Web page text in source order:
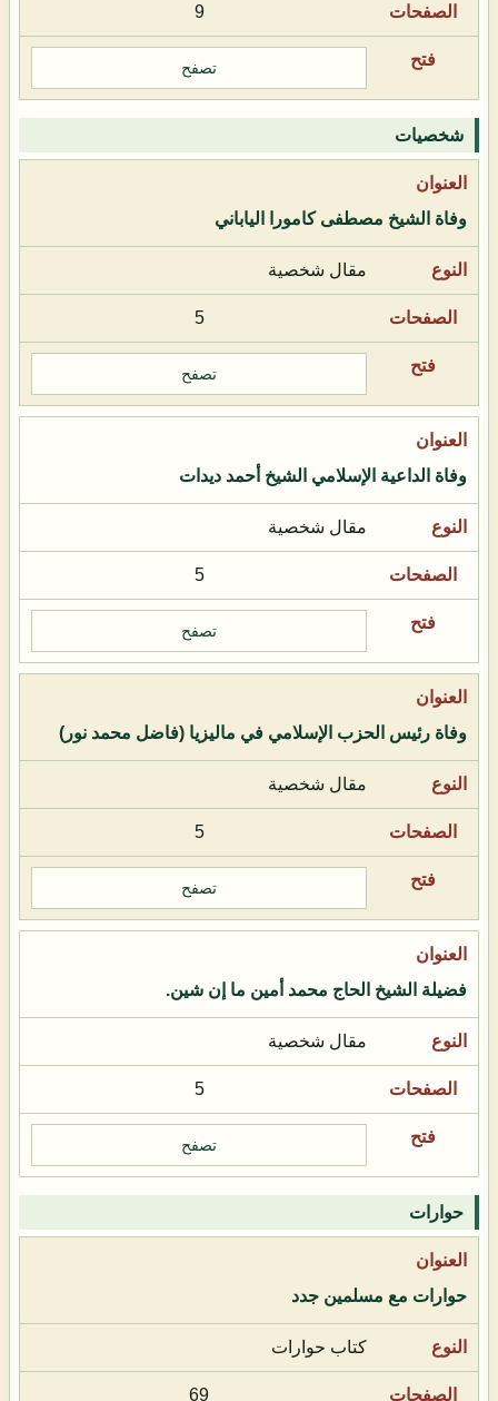
9
تصفح
شخصيات
وفاة الشيخ مصطفى كامورا الياباني
مقال شخصية
5
تصفح
وفاة الداعية الإسلامي الشيخ أحمد ديدات
مقال شخصية
5
تصفح
وفاة رئيس الحزب الإسلامي في ماليزيا (فاضل محمد نور)
مقال شخصية
5
تصفح
فضيلة الشيخ الحاج محمد أمين ما إن شين.
مقال شخصية
5
تصفح
حوارات
حوارات مع مسلمين جدد
كتاب حوارات
69